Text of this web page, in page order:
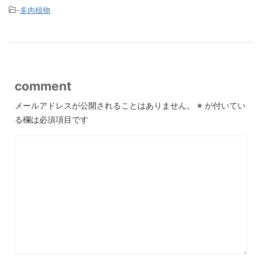
-多肉植物
comment
メールアドレスが公開されることはありません。 ※ が付いてい
る欄は必須項目です